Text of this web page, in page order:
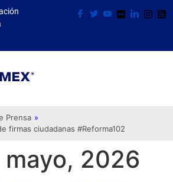
Prensa »
firmas ciudadanas #Reforma102
mayo, 2026